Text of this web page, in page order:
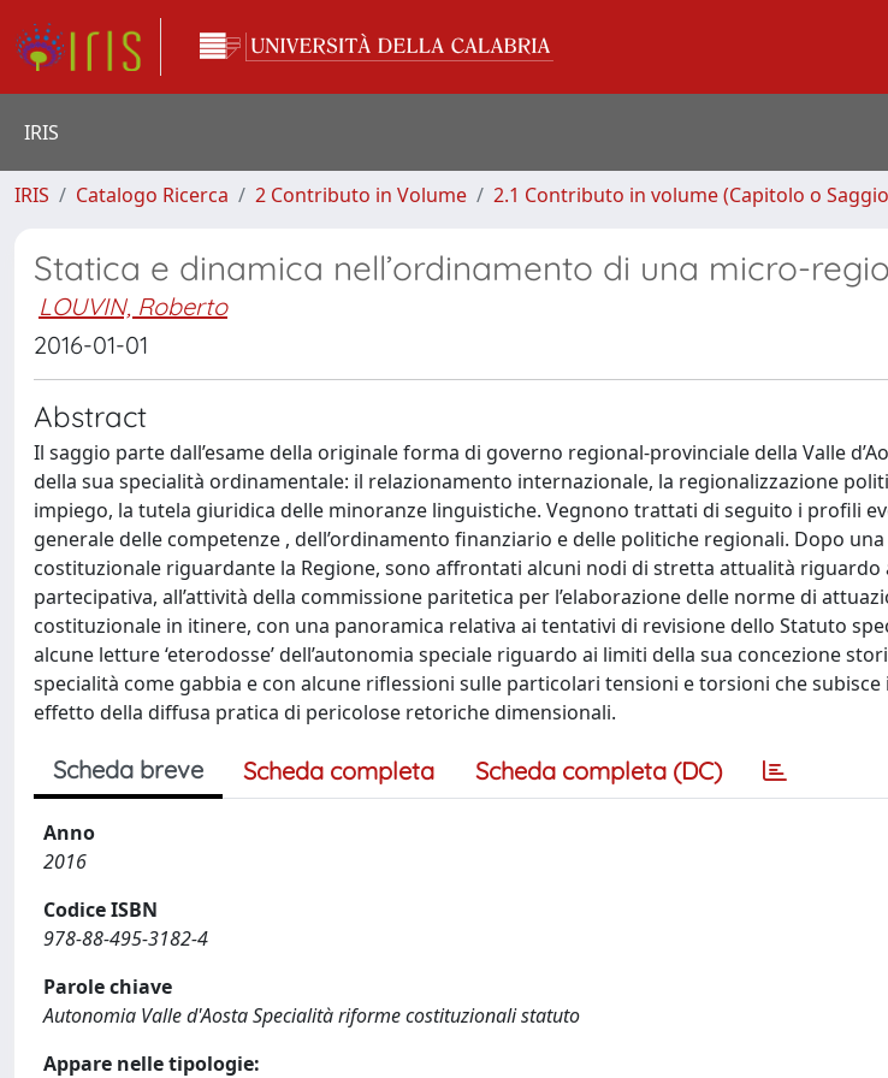
IRIS
IRIS Catalogo Ricerca 2 Contributo in Volume 2.1 Contributo in volume (Capitolo o
Statica e dinamica nell’ordinamento di una micro-
LOUVIN, Roberto
2016-01-01
Abstract
Il saggio parte dall’esame della originale forma di governo regional-provinciale della Valle
della sua specialità ordinamentale: il relazionamento internazionale, la regionalizzazione
impiego, la tutela giuridica delle minoranze linguistiche. Vegnono trattati di seguito i profili
generale delle competenze , dell’ordinamento finanziario e delle politiche regionali. Dopo
costituzionale riguardante la Regione, sono affrontati alcuni nodi di stretta attualità riguardo
partecipativa, all’attività della commissione paritetica per l’elaborazione delle norme di
costituzionale in itinere, con una panoramica relativa ai tentativi di revisione dello Statuto
alcune letture ‘eterodosse’ dell’autonomia speciale riguardo ai limiti della sua concezione
specialità come gabbia e con alcune riflessioni sulle particolari tensioni e torsioni che
effetto della diffusa pratica di pericolose retoriche dimensionali.
Scheda breve Scheda completa Scheda completa (DC)
Anno
2016
Codice ISBN
978-88-495-3182-4
Parole chiave
Autonomia Valle d'Aosta Specialità riforme costituzionali statuto
Appare nelle tipologie: